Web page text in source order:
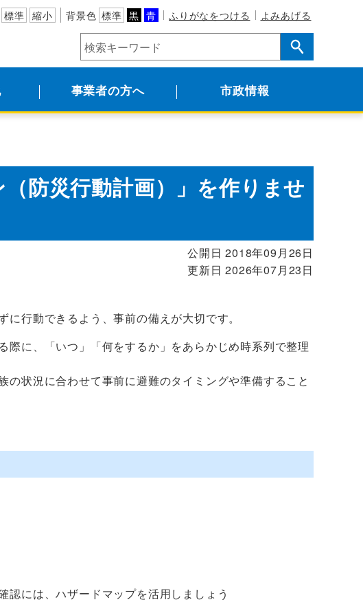
標準 縮小 背景色 標準 黒 青 ふりがなをつける よみあげる
事業者の方へ 市政情報
防災行動計画）」を作りませ
公開日 2018年09月26日
更新日 2026年07月23日
行動できるよう、事前の備えが大切です。
際に、「いつ」「何をするか」をあらかじめ時系列で整理
状況に合わせて事前に避難のタイミングや準備すること
には、ハザードマップを活用しましょう